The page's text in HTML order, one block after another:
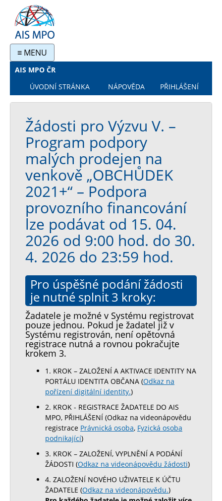
≡ MENU
AIS MPO ČR
ÚVODNÍ STRÁNKA
NÁPOVĚDA PŘIHLÁŠENÍ
Žádosti pro Výzvu V. –
Program podpory
malých prodejen na
venkově „OBCHŮDEK
2021+“ – Podpora
provozního financování
lze podávat od 15. 04.
2026 od 9:00 hod. do 30.
4. 2026 do 23:59 hod.
Pro úspěšné podání žádosti
je nutné splnit 3 kroky:
Žadatele je možné v Systému registrovat
pouze jednou. Pokud je žadatel již v
Systému registrován, není opětovná
registrace nutná a rovnou pokračujte
krokem 3.
1. KROK – ZALOŽENÍ A AKTIVACE IDENTITY NA
PORTÁLU IDENTITA OBČANA (Odkaz na
pořízení digitální identity.)
2. KROK - REGISTRACE ŽADATELE DO AIS
MPO, PŘIHLÁŠENÍ (Odkaz na videonápovědu
registrace Právnická osoba, Fyzická osoba
podnikající)
3. KROK – ZALOŽENÍ, VYPLNĚNÍ A PODÁNÍ
ŽÁDOSTI (Odkaz na videonápovědu žádosti)
4. ZALOŽENÍ NOVÉHO UŽIVATELE K ÚČTU
ŽADATELE (Odkaz na videonápovědu.)